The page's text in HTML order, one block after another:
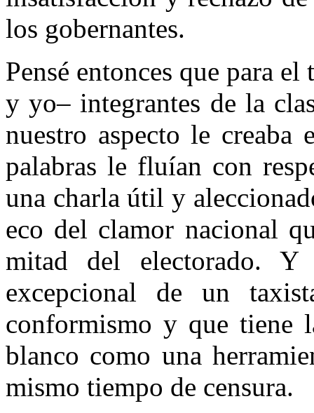
los gobernantes.
Pensé entonces que para
y yo– integrantes de la
nuestro aspecto le creaba
palabras le fluían con
una charla útil y
eco del clamor nacional
mitad del electorado.
excepcional de un
conformismo y que tiene
blanco como una
mismo tiempo de censura.